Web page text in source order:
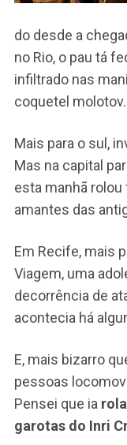
do desde a
no Rio, o pau tá
infiltrado nas
coquetel molotov.
Mais para o sul,
Mas na capital
esta manhã
amantes das
Em Recife, mais
Viagem, uma
decorrência de
acontecia há
E, mais bizarro
pessoas
Pensei que ia
garotas do Inri